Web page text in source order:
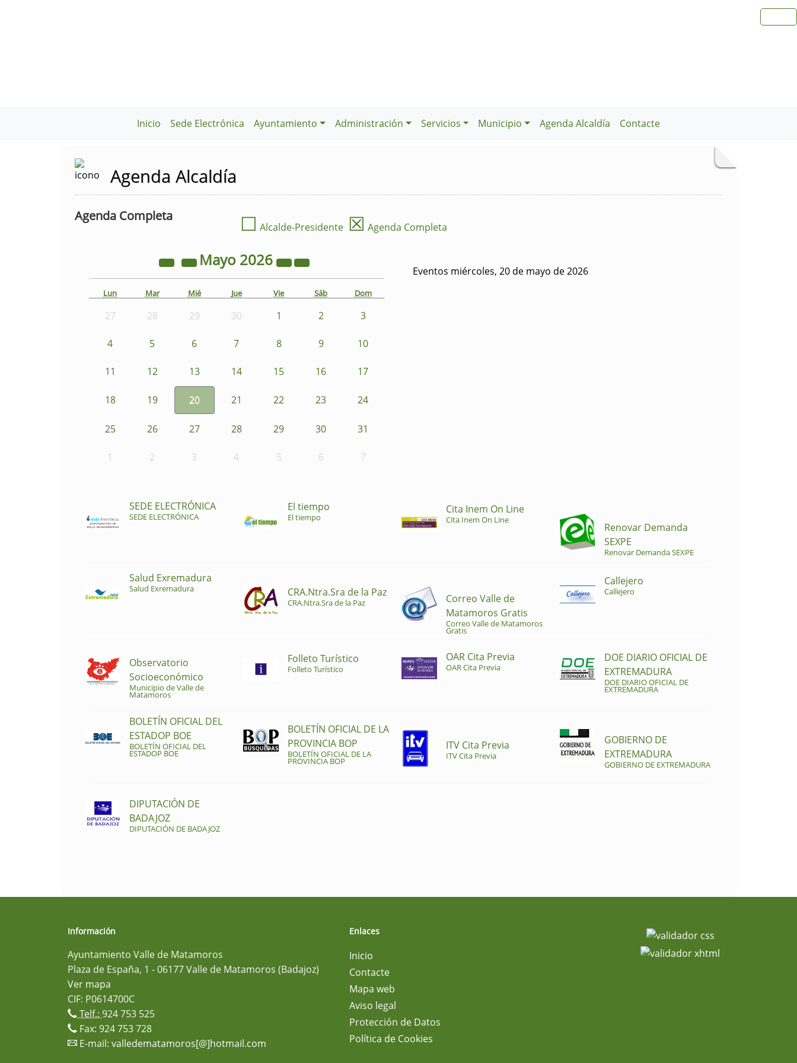
Inicio Sede Electrónica Ayuntamiento Administración Servicios Municipio Agenda Alcaldía Contacte
Agenda Alcaldía
Agenda Completa ☐ Alcalde-Presidente ☒ Agenda Completa
Mayo 2026
Lun Mar Mié Jue Vie Sáb Dom
27 28 29 30 1 2 3
4 5 6 7 8 9 10
11 12 13 14 15 16 17
18 19 20 21 22 23 24
25 26 27 28 29 30 31
1 2 3 4 5 6 7
Eventos miércoles, 20 de mayo de 2026
SEDE ELECTRÓNICA
SEDE ELECTRÓNICA
El tiempo
El tiempo
Cita Inem On Line
Cita Inem On Line
Renovar Demanda
SEXPE
Renovar Demanda SEXPE
Salud Exremadura
Salud Exremadura CRA.Ntra.Sra de la Paz
CRA.Ntra.Sra de la Paz
Correo Valle de
Matamoros Gratis
Correo Valle de Matamoros
Gratis
Callejero
Callejero
Observatorio
Socioeconómico
Municipio de Valle de
Matamoros
Folleto Turístico
Folleto Turístico
OAR Cita Previa
OAR Cita Previa
DOE DIARIO OFICIAL DE
EXTREMADURA
DOE DIARIO OFICIAL DE
EXTREMADURA
BOLETÍN OFICIAL DEL
ESTADOP BOE
BOLETÍN OFICIAL DEL
ESTADOP BOE
BOLETÍN OFICIAL DE LA
PROVINCIA BOP
BOLETÍN OFICIAL DE LA
PROVINCIA BOP
ITV Cita Previa
ITV Cita Previa
GOBIERNO DE
EXTREMADURA
GOBIERNO DE EXTREMADURA
DIPUTACIÓN DE
BADAJOZ
DIPUTACIÓN DE BADAJOZ
Información
Ayuntamiento Valle de Matamoros
Plaza de España, 1 - 06177 Valle de Matamoros (Badajoz)
Ver mapa
CIF: P0614700C
Telf.: 924 753 525
Fax: 924 753 728
E-mail: valledematamoros[@]hotmail.com
Enlaces
Inicio
Contacte
Mapa web
Aviso legal
Protección de Datos
Política de Cookies